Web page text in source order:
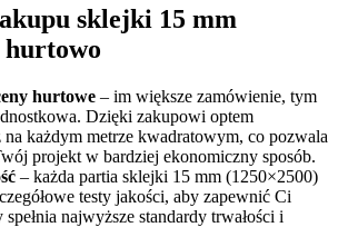
sklejki 15 mm
hurtowo
hurtowe – im większe zamówienie, tym
Dzięki zakupowi optem
na każdym metrze kwadratowym, co pozwala
projekt w bardziej ekonomiczny sposób.
– każda partia sklejki 15 mm (1250×2500)
testy jakości, aby zapewnić Ci
najwyższe standardy trwałości i